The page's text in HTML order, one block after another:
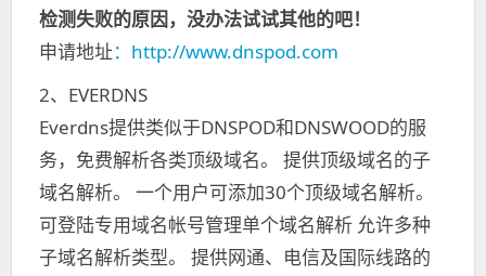
检测失败的原因，没办法试试其他的吧！
申请地址： http://www.dnspod.com
2、 EVERDNS
Everdns提供类似于DNSPOD和DNSWOOD的服
务，免费解析各类顶级域名。 提供顶级域名的子
域名解析。 一个用户可添加30个顶级域名解析。
可登陆专用域名帐号管理单个域名解析 允许多种
子域名解析类型。 提供网通、电信及国际线路的